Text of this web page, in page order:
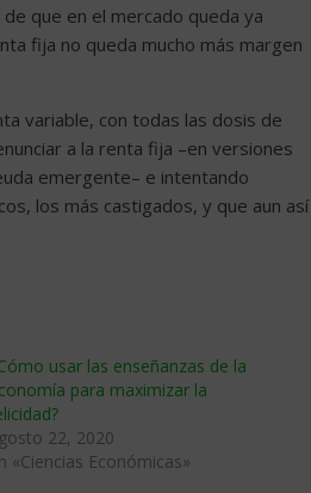
que en el mercado queda ya
fija no queda mucho más margen
variable, con todas las dosis de
a la renta fija –en versiones
emergente– e intentando
los más castigados, y que aun así
usar las enseñanzas de la
para maximizar la
22, 2020
«Ciencias Económicas»